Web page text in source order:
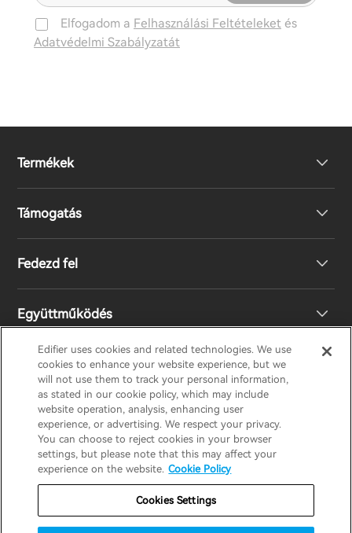
Elfogadom a Felhasználási Feltételeket és
Adatvédelmi Szabályzatát
Termékek
Fejhallgató
Támogatás
EU megfelelőségi nyilatkozat
Lépj kapcsolatba velünk
Fedezd fel
A mi történetünk
Nyomd meg
Design Díj
Társadalmi felelősségek
Együttműködés
Legyen Ön is Forgalmazó
Regionális forgalmazók
EDIFIERAIRPULSESTAXHECATE
Adatvédelmi nyilatkozat
Hungary / Hungarian
Edifier uses cookies and related technologies. We use
cookies to enhance your website experience, but we
will not use them to track your personal information,
as stated in our cookie policy, which may include
website operation, analysis, enhancing user
experience, or advertising. We respect your privacy.
You can choose to reject cookies in your browser
settings, but please note that this may affect your
experience on the website. Cookie Policy
Cookies Settings